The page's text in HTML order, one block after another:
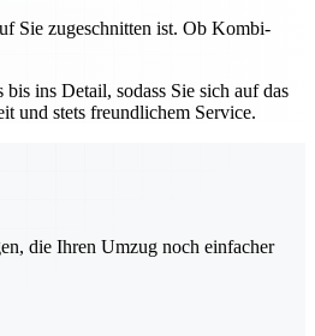
Sie zugeschnitten ist. Ob Kombi-
ins Detail, sodass Sie sich auf das
und stets freundlichem Service.
die Ihren Umzug noch einfacher